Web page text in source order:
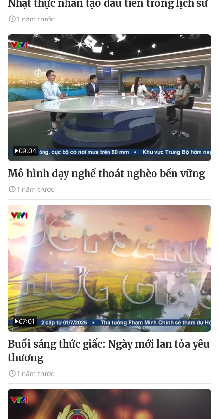
Nhật thực nhân tạo đầu tiên trong lịch sử
1 năm trước
09:04
Mô hình dạy nghề thoát nghèo bền vững
1 năm trước
07:01
Buổi sáng thức giấc: Ngày mới lan tỏa yêu
thương
1 năm trước